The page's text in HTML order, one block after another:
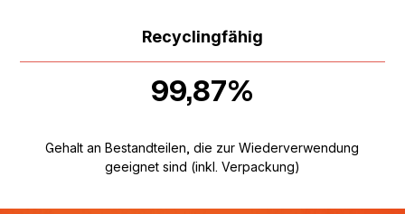
Recyclingfähig
99,87%
Gehalt an Bestandteilen, die zur Wiederverwendung
geeignet sind (inkl. Verpackung)